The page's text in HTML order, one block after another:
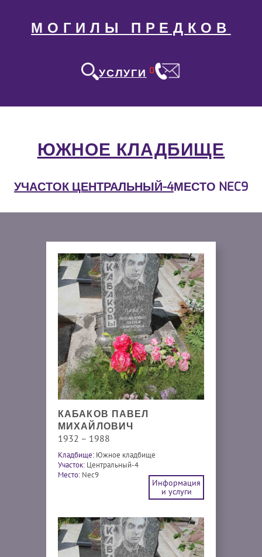
МОГИЛЫ ПРЕДКОВ
УСЛУГИ 0
ЮЖНОЕ КЛАДБИЩЕ
УЧАСТОК ЦЕНТРАЛЬНЫЙ-4МЕСТО NEC9
КАБАКОВ ПАВЕЛ
МИХАЙЛОВИЧ
1932 – 1988
Кладбище: Южное кладбище
Участок: Центральный-4
Место: Nec9
Информация
и услуги